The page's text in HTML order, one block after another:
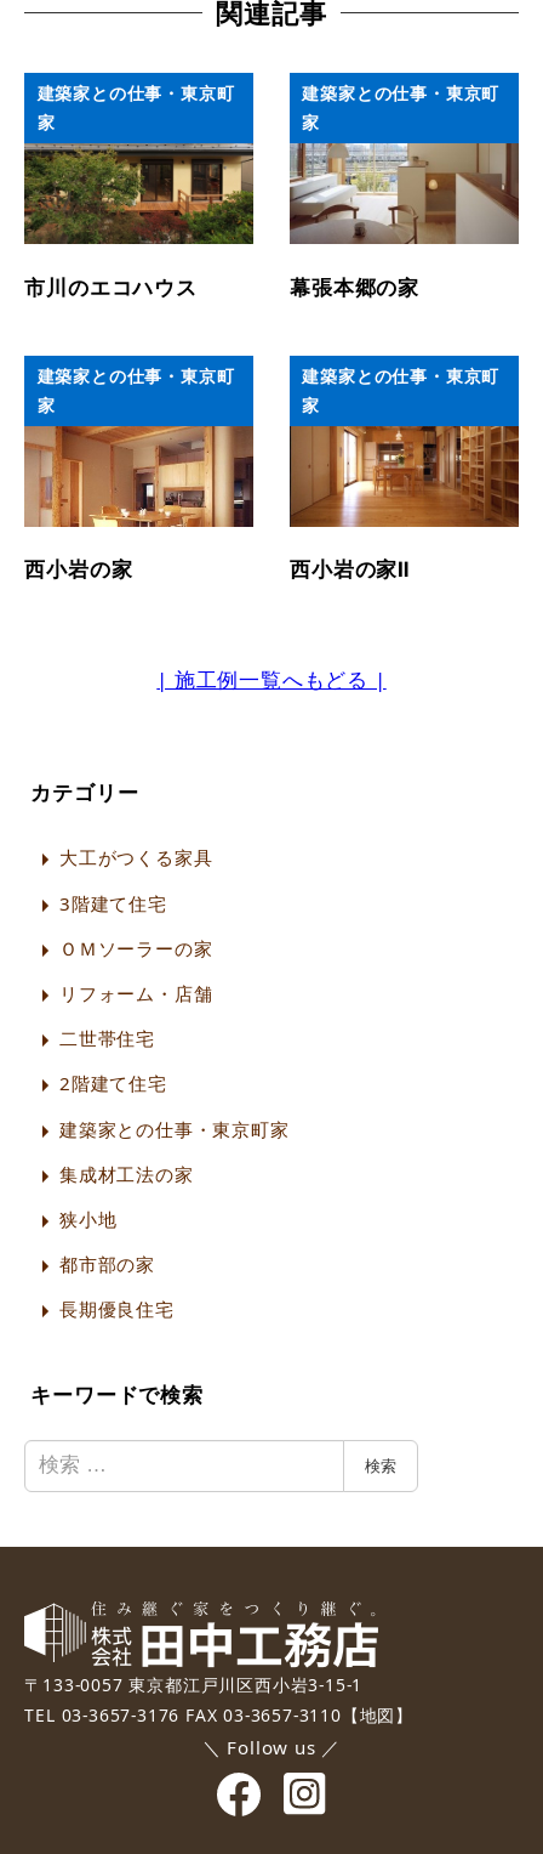
関連記事
建築家との仕事・東京町
家
市川のエコハウス
建築家との仕事・東京町
家
幕張本郷の家
建築家との仕事・東京町
家
西小岩の家
建築家との仕事・東京町
家
西小岩の家Ⅱ
| 施工例一覧へもどる |
カテゴリー
大工がつくる家具
3階建て住宅
ＯＭソーラーの家
リフォーム・店舗
二世帯住宅
2階建て住宅
建築家との仕事・東京町家
集成材工法の家
狭小地
都市部の家
長期優良住宅
キーワードで検索
検
索
検索
〒133-0057 東京都江戸川区西小岩3-15-1
TEL 03-3657-3176 FAX 03-3657-3110 【地図】
＼ Follow us ／